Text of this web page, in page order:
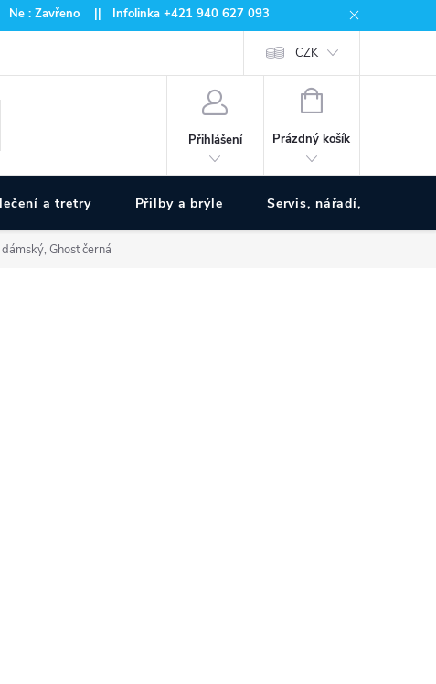
: Zavřeno || Infolinka +421 940 627 093
CZK
Přihlášení
NÁKUPNÍ
Prázdný košík
a tretry Přilby a brýle Servis, nářadí, pumpy
Ghost černá